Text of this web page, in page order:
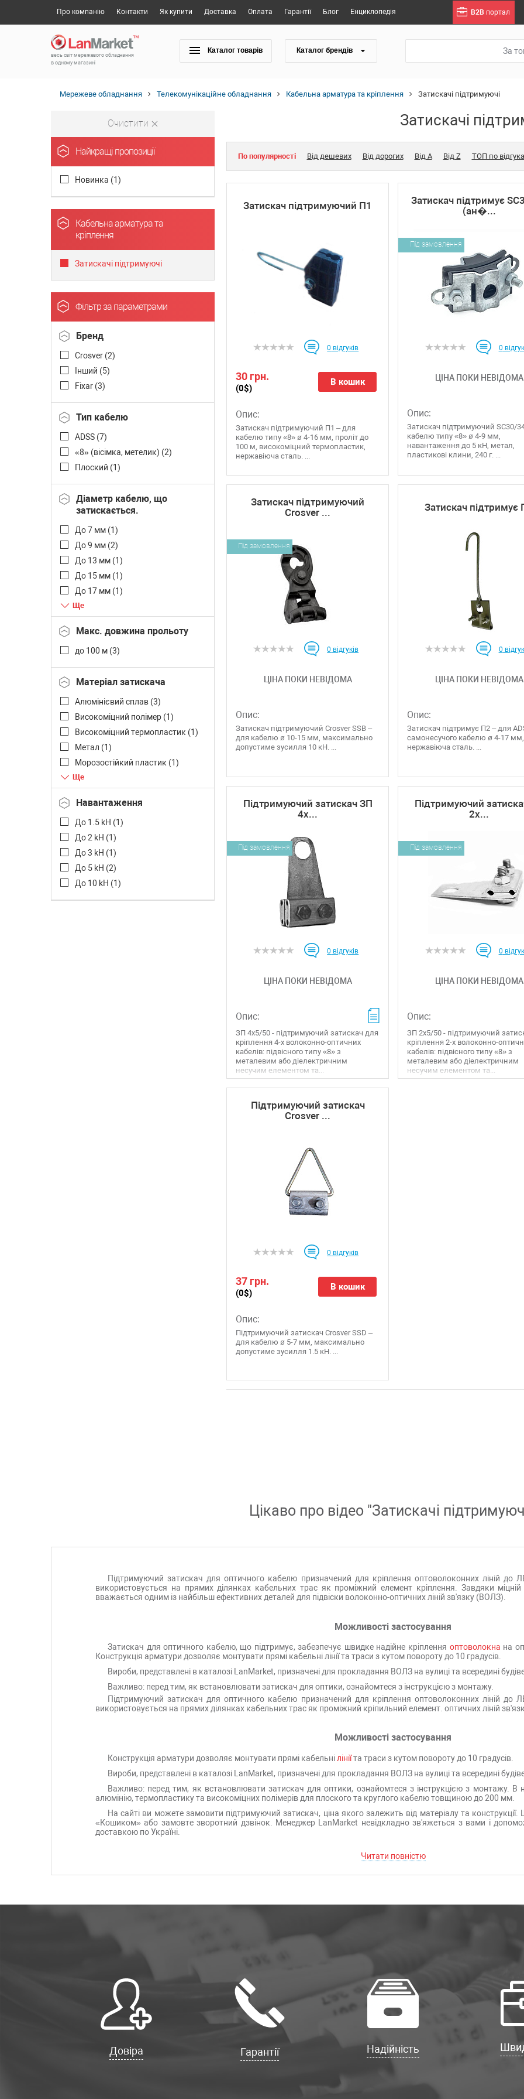
Про компанію Контакти Як купити Доставка Оплата Гарантії Блог Енциклопедія B2B портал
весь світ мережевого обладнання
в одному магазині
Каталог товарів Каталог брендів За
Мережеве обладнання Телекомунікаційне обладнання Кабельна арматура та кріплення Затискачі підтримуючі
Очистити
Найкращі пропозиції
Новинка (1)
Кабельна арматура та
кріплення
Затискачі підтримуючі
Фільтр за параметрами
Бренд
Crosver (2)
Інший (5)
Fixar (3)
Тип кабелю
ADSS (7)
«8» (вісімка, метелик) (2)
Плоский (1)
Діаметр кабелю, що
затискається.
До 7 мм (1)
До 9 мм (2)
До 13 мм (1)
До 15 мм (1)
До 17 мм (1)
До 200 мм (
Макс. довжина прольоту
до 100 м (3)
Матеріал затискача
Алюмінієвий сплав (3)
Високоміцний полімер (1)
Високоміцний термопластик (1)
Метал (1)
Морозостійкий пластик (1)
Нержавіюча сталь (
Навантаження
До 1.5 kH (1)
До 2 kH (1)
До 3 kH (1)
До 5 kH (2)
До 10 kH (1)
Затискачі
По популярності Від дешевих Від дорогих Від A Від Z ТОП по відгука
Затискач підтримуючий П1
0 відгуків
30 грн.
(0$)
В кошик
Опис:
Затискач підтримуючий П1 – для
кабелю типу «8» ø 4-16 мм, проліт до
100 м, високоміцний термопластик,
нержавіюча сталь. ...
Затискач підтримує
(ан�...
Під замовлення
0
ЦІНА ПОКИ НЕВІДОМА
Опис:
Затискач підтримуючий SC30/
кабелю типу «8» ø 4-9 мм,
навантаження до 5 кН, метал,
пластикові клини, 240 г. ...
Затискач підтримуючий
Crosver ...
Під замовлення
0 відгуків
ЦІНА ПОКИ НЕВІДОМА
Опис:
Затискач підтримуючий Crosver SSB –
для кабелю ø 10-15 мм, максимально
допустиме зусилля 10 кН. ...
Затискач підтримує
0
ЦІНА ПОКИ НЕВІДОМА
Опис:
Затискач підтримує П2 – для
самонесучого кабелю ø 4-17 мм,
нержавіюча сталь. ...
Підтримуючий затискач ЗП
4х...
Під замовлення
0 відгуків
ЦІНА ПОКИ НЕВІДОМА
Опис:
ЗП 4х5/50 - підтримуючий затискач для
кріплення 4-х волоконно-оптичних
кабелів: підвісного типу «8» з
металевим або діелектричним
несучим елементом та...
Підтримуючий
2х...
Під замовлення
0
ЦІНА ПОКИ НЕВІДОМА
Опис:
ЗП 2х5/50 - підтримуючий
кріплення 2-х волоконно-
кабелів: підвісного типу «8» з
металевим або діелектричним
несучим елементом та...
Підтримуючий затискач
Crosver ...
0 відгуків
37 грн.
(0$)
В кошик
Опис:
Підтримуючий затискач Crosver SSD –
для кабелю ø 5-7 мм, максимально
допустиме зусилля 1.5 кН. ...
Цікаво про відео "Затискачі
Підтримуючий затискач для оптичного кабелю призначений для кріплення оптоволоконних ліній до
використовується на прямих ділянках кабельних трас як проміжний елемент кріплення. Завдяки
вважається одним із найбільш ефективних деталей для підвіски волоконно-оптичних ліній зв'язку (ВОЛЗ).
Можливості застосування
Затискач для оптичного кабелю, що підтримує, забезпечує швидке надійне кріплення оптоволокна на
Конструкція арматури дозволяє монтувати прямі кабельні лінії та траси з кутом повороту до 10 градусів.
Вироби, представлені в каталозі LanMarket, призначені для прокладання ВОЛЗ на вулиці та всередині
Важливо: перед тим, як встановлювати затискач для оптики, ознайомтеся з інструкцією з монтажу.
Підтримуючий затискач для оптичного кабелю призначений для кріплення оптоволоконних ліній до
використовується на прямих ділянках кабельних трас як проміжний кріпильний елемент. оптичних ліній
Можливості застосування
Конструкція арматури дозволяє монтувати прямі кабельнілініїта траси з кутом повороту до 10 градусів.
Вироби, представлені в каталозі LanMarket, призначені для прокладання ВОЛЗ на вулиці та всередині
Важливо: перед тим, як встановлювати затискач для оптики, ознайомтеся з інструкцією з монтажу. В
алюмінію, термопластику та високоміцних полімерів для плоского та круглого кабелю товщиною до 200 мм.
На сайті ви можете замовити підтримуючий затискач, ціна якого залежить від матеріалу та
«Кошиком» або замовте зворотний дзвінок. Менеджер LanMarket невідкладно зв'яжеться з вами і
доставкою по Україні.
Читати повністю
Довіра Гарантії Надійність